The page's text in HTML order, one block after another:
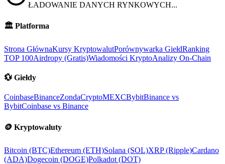
ŁADOWANIE DANYCH RYNKOWYCH...
🏛️ Platforma
Strona GłównaKursy KryptowalutPorównywarka GiełdRanking
TOP 100Airdropy (Gratis)Wiadomości KryptoAnalizy On-Chain
💱 Giełdy
CoinbaseBinanceZondaCryptoMEXCBybitBinance vs
BybitCoinbase vs Binance
🪙 Kryptowaluty
Bitcoin (BTC)Ethereum (ETH)Solana (SOL)XRP (Ripple)Cardano
(ADA)Dogecoin (DOGE)Polkadot (DOT)